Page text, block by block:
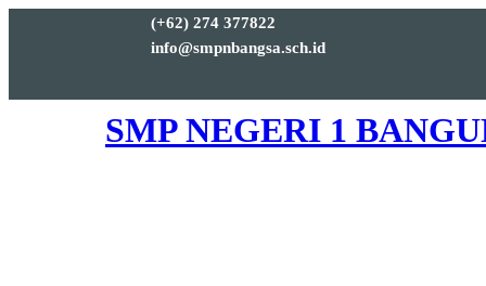
(+62) 274 377822
info@smpnbangsa.sch.id
SMP NEGERI 1